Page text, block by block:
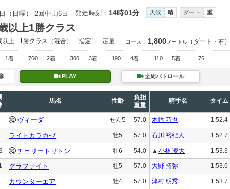
（日曜） 2回中山6日 発走時刻： 14時01分 天候 晴 ダート 重
以上1勝クラス
以上 1勝クラス （混合）［指定］ 定量 コース： 1,800 メートル （ダート・右）
1着 760 2着 300 3着 190 4着 110 5着 76
PLAY 全周パトロール
馬名 性齢
負担
重量
騎手名 タイム
ヴィーダ せん5 57.0 木幡 巧也 1:52.4
ライトカラカゼ 牡5 57.0 石川 裕紀人 1:52.7
チェリートリトン 牡6 54.0 ▲ 小林 凌大 1:53.3
グラファイト 牡5 57.0 大野 拓弥 1:53.6
カウンターエア 牡4 57.0 津村 明秀 1:53.7